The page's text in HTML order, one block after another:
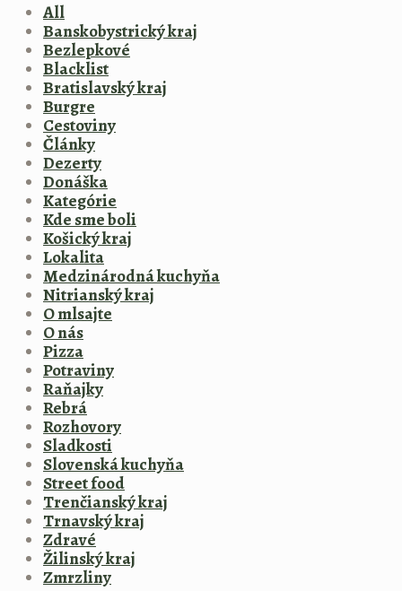
All
Banskobystrický kraj
Bezlepkové
Blacklist
Bratislavský kraj
Burgre
Cestoviny
Články
Dezerty
Donáška
Kategórie
Kde sme boli
Košický kraj
Lokalita
Medzinárodná kuchyňa
Nitrianský kraj
O mlsajte
O nás
Pizza
Potraviny
Raňajky
Rebrá
Rozhovory
Sladkosti
Slovenská kuchyňa
Street food
Trenčianský kraj
Trnavský kraj
Zdravé
Žilinský kraj
Zmrzliny